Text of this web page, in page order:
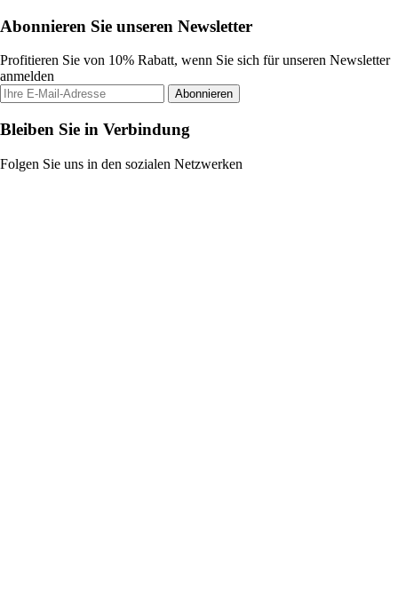
Abonnieren Sie unseren Newsletter
Profitieren Sie von 10% Rabatt, wenn Sie sich für unseren Newsletter
anmelden
Abonnieren
Bleiben Sie in Verbindung
Folgen Sie uns in den sozialen Netzwerken